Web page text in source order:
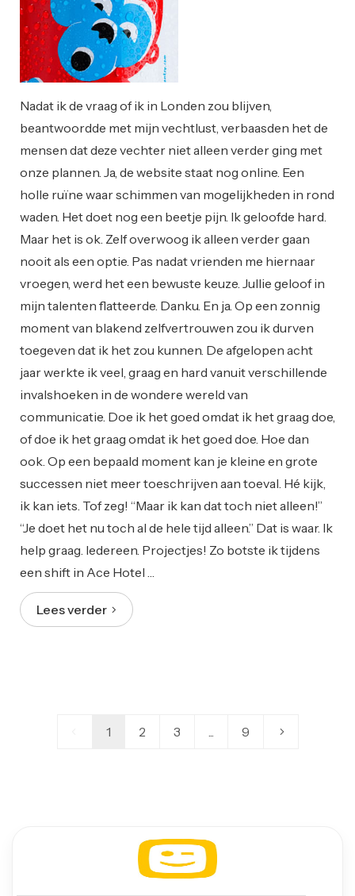
Nadat ik de vraag of ik in Londen zou blijven,
beantwoordde met mijn vechtlust, verbaasden het de
mensen dat deze vechter niet alleen verder ging met
onze plannen. Ja, de website staat nog online. Een
holle ruïne waar schimmen van mogelijkheden in rond
waden. Het doet nog een beetje pijn. Ik geloofde hard.
Maar het is ok. Zelf overwoog ik alleen verder gaan
nooit als een optie. Pas nadat vrienden me hiernaar
vroegen, werd het een bewuste keuze. Jullie geloof in
mijn talenten flatteerde. Danku. En ja. Op een zonnig
moment van blakend zelfvertrouwen zou ik durven
toegeven dat ik het zou kunnen. De afgelopen acht
jaar werkte ik veel, graag en hard vanuit verschillende
invalshoeken in de wondere wereld van
communicatie. Doe ik het goed omdat ik het graag doe,
of doe ik het graag omdat ik het goed doe. Hoe dan
ook. Op een bepaald moment kan je kleine en grote
successen niet meer toeschrijven aan toeval. Hé kijk,
ik kan iets. Tof zeg! “Maar ik kan dat toch niet alleen!”
“Je doet het nu toch al de hele tijd alleen.” Dat is waar. Ik
help graag. Iedereen. Projectjes! Zo botste ik tijdens
een shift in Ace Hotel …
Lees verder
1 2 3 9